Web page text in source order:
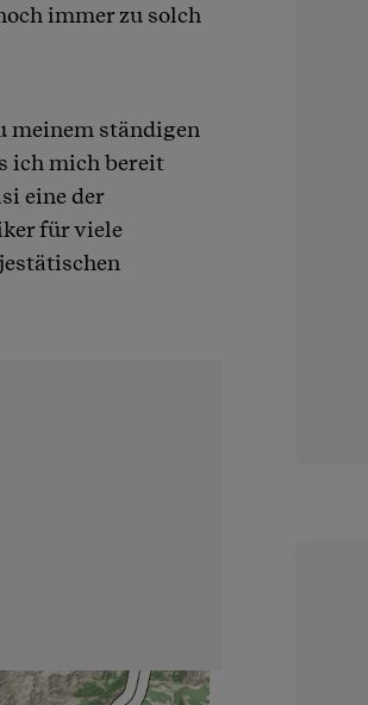
immer zu solch
meinem ständigen
ich mich bereit
eine der
für viele